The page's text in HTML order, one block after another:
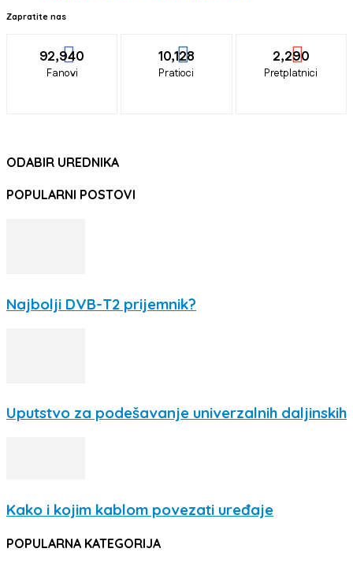
Zapratite nas
92,940
Fanovi
10,128
Pratioci
2,290
Pretplatnici
ODABIR UREDNIKA
POPULARNI POSTOVI
Najbolji DVB-T2 prijemnik?
Uputstvo za podešavanje univerzalnih daljinskih
Kako i kojim kablom povezati uređaje
POPULARNA KATEGORIJA